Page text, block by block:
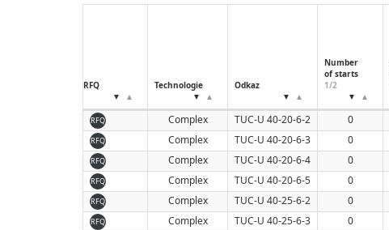
RFQ Technologie Odkaz
Number
of starts
1/2
RFQ Complex TUC-U 40-20-6-2 0
RFQ Complex TUC-U 40-20-6-3 0
RFQ Complex TUC-U 40-20-6-4 0
RFQ Complex TUC-U 40-20-6-5 0
RFQ Complex TUC-U 40-25-6-2 0
RFQ Complex TUC-U 40-25-6-3 0